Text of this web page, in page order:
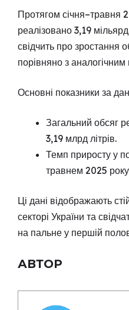
Протягом січня–травня
реалізовано 3,19
свідчить про зростання
порівняно з
Основні показники за
Загальний обсяг
3,19 млрд літрів.
Темп приросту у
травнем 2025
Ці дані відображають
секторі України та
на пальне у першій
АВТОР